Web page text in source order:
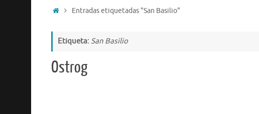
Entradas etiquetadas "San Basilio"
Etiqueta: San Basilio
Ostrog